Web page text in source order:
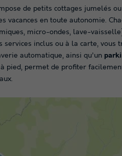
de petits cottages jumelés
vacances en toute autonomie.
micro-ondes, lave-
services inclus ou à la carte, vous
automatique, ainsi qu'un
pied, permet de profiter